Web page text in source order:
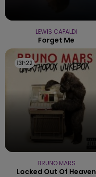
LEWIS CAPALDI
Forget Me
13h22
13h22
BRUNO MARS
Locked Out Of Heaven